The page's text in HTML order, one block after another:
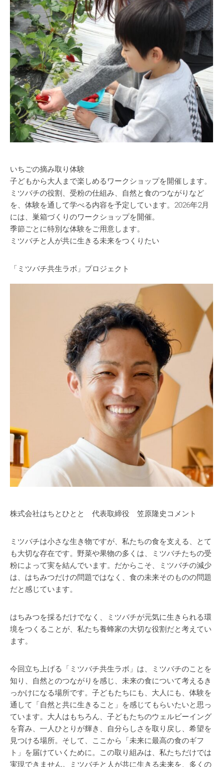
いちごの摘み取り体験
子どもから大人まで楽しめるワークショップを開催します。
ミツバチの役割、受粉の仕組み、自然と食のつながりなど
を、体験を通して学べる内容を予定しています。2026年2月
には、巣箱づくりのワークショップを開催。
季節ごとに特別な体験をご用意します。
ミツバチと人が共に生きる未来をつくりたい
「ミツバチ共生ラボ」プロジェクト
株式会社はちとひとと 代表取締役 笠原隆史コメント
ミツバチは小さな生き物ですが、私たちの食を支える、とて
も大切な存在です。野菜や果物の多くは、ミツバチたちの受
粉によって実を結んでいます。だからこそ、ミツバチの減少
は、はちみつだけの問題ではなく、食の未来そのものの問題
だと感じています。
はちみつを採るだけでなく、ミツバチが元気に生きられる環
境をつくることが、私たち養蜂家の大切な役割だと考えてい
ます。
今回立ち上げる「ミツバチ共生ラボ」は、ミツバチのことを
知り、自然とのつながりを感じ、未来の食について考えるき
っかけになる場所です。子どもたちにも、大人にも、体験を
通して「自然と共に生きること」を感じてもらいたいと思っ
ています。大人はもちろん、子どもたちのウェルビーイング
を育み、一人ひとりが輝き、自分らしさを取り戻し、希望を
見つける場所。そして、ここから「未来に最高の食のギフ
ト」を届けていくために。この取り組みは、私たちだけでは
実現できません。ミツバチと人が共に生きる未来を、多くの